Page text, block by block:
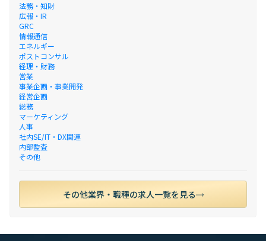
法務・知財
広報・IR
GRC
情報通信
エネルギー
ポストコンサル
経理・財務
営業
事業企画・事業開発
経営企画
総務
マーケティング
人事
社内SE/IT・DX関連
内部監査
その他
その他業界・職種の求人一覧を見る